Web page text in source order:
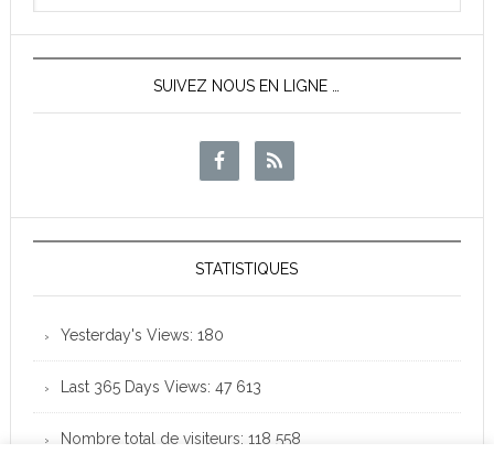
News
SUIVEZ NOUS EN LIGNE …
STATISTIQUES
Yesterday's Views: 180
Last 365 Days Views: 47 613
Nombre total de visiteurs: 118 558